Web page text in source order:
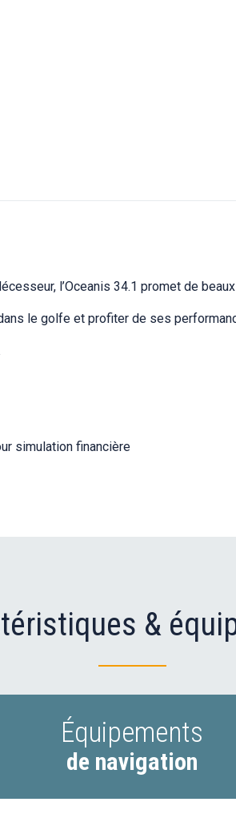
l’Oceanis 34.1 promet de
le golfe et profiter de ses
simulation financière
&
Équipements
de navigation